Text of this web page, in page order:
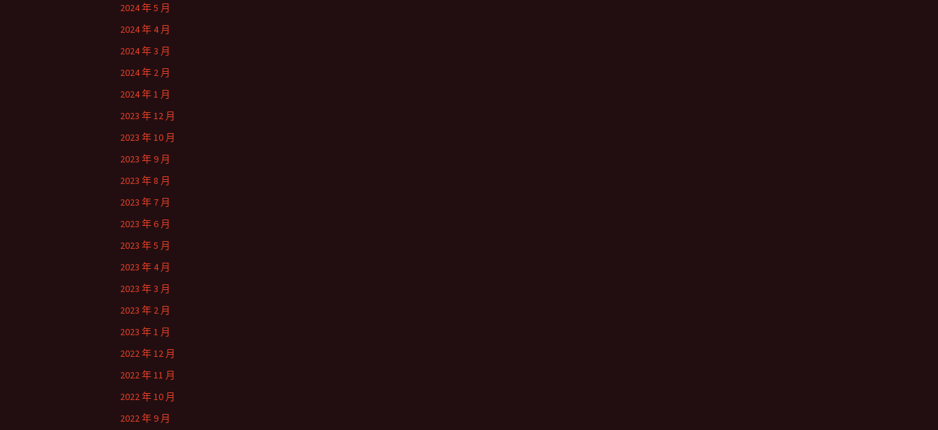
2024 年 5 月
2024 年 4 月
2024 年 3 月
2024 年 2 月
2024 年 1 月
2023 年 12 月
2023 年 10 月
2023 年 9 月
2023 年 8 月
2023 年 7 月
2023 年 6 月
2023 年 5 月
2023 年 4 月
2023 年 3 月
2023 年 2 月
2023 年 1 月
2022 年 12 月
2022 年 11 月
2022 年 10 月
2022 年 9 月